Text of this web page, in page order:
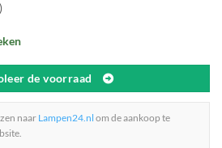
de voorraad
naar Lampen24.nl om de aankoop te